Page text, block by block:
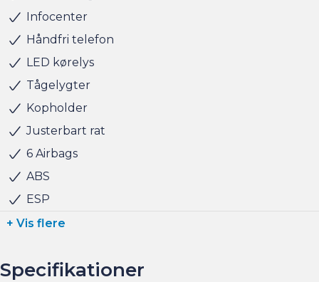
Altid 150 brugte biler på lager !
BILEN STÅR HOS ANDERSEN & MARTINI - TAASTRUP
Infocenter
Håndfri telefon
LED kørelys
Tågelygter
Kopholder
Justerbart rat
6 Airbags
ABS
ESP
+ Vis flere
Specifikationer